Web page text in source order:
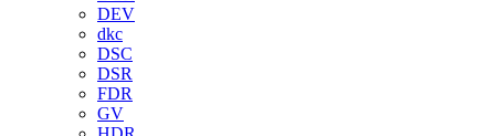
DEV
dkc
DSC
DSR
FDR
GV